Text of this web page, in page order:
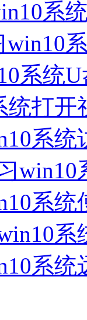
系
win10
系统
统打
系
系
系